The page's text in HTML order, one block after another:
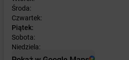
Środa:
Czwartek:
Piątek:
Sobota:
Niedziela: